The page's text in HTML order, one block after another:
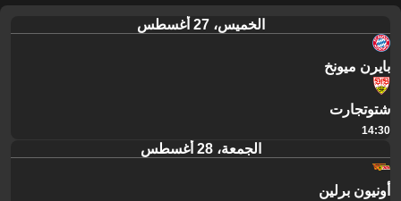
الخميس، 27 أغسطس
بايرن ميونخ
شتوتجارت
14:30
الجمعة، 28 أغسطس
أونيون برلين